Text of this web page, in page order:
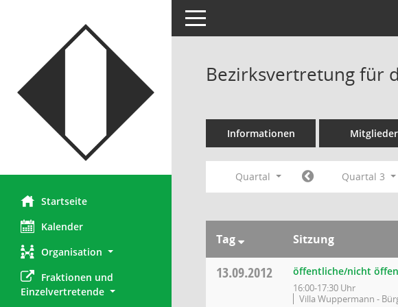
Startseite
Kalender
Organisation
Fraktionen und
Einzelvertretende
Toggle navigation
Bezirksvertretung für
Informationen Mitglieder
Quartal Quartal 3
Tag Sitzung
13.09.2012 öffentliche/nicht
16:00-17:30 Uhr
Villa Wuppermann -